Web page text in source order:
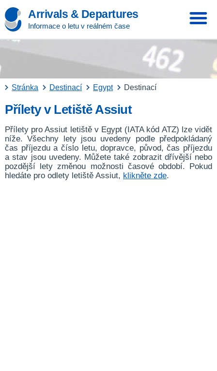
Arrivals & Departures
Informace o letu v reálném čase
Stránka Destinací Egypt Destinací
Přílety v Letiště Assiut
Přílety pro Assiut letiště v Egypt (IATA kód ATZ) lze vidět
níže. Všechny lety jsou uvedeny podle předpokládaný
čas příjezdu a číslo letu, dopravce, původ, čas příjezdu
a stav jsou uvedeny. Můžete také zobrazit dřívější nebo
pozdější lety změnou možnosti časové období. Pokud
hledáte pro odlety letiště Assiut, klikněte zde.